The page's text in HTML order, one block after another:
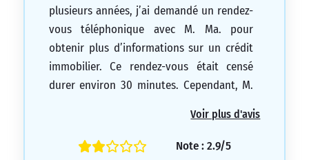
plusieurs années, j’ai demandé un rendez-
vous téléphonique avec M. Ma. pour
obtenir plus d’informations sur un crédit
immobilier. Ce rendez-vous était censé
durer environ 30 minutes. Cependant, M.
seulement 2 minutes. Il m’a ri au nez dès le
début de l’appel et n’a pas répondu à mes
Voir plus d'avis
Note : 2.9/5